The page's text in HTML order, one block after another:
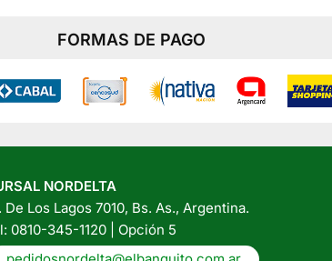
Saquitos
cantidad
FORMAS DE PAGO
NORDELTA
De Los Lagos 7010, Bs. As., Argentina.
0810-345-1120 | Opción 5